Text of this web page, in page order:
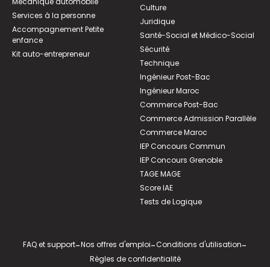
Services à la personne
Accompagnement Petite
enfance
Kit auto-entrepreneur
Culture
Juridique
Santé-Social et Médico-Social
Sécurité
Technique
Ingénieur Post-Bac
Ingénieur Maroc
Commerce Post-Bac
Commerce Admission Parallèle
Commerce Maroc
IEP Concours Commun
IEP Concours Grenoble
TAGE MAGE
Score IAE
Tests de Logique
FAQ et support-Nos offres d'emploi-Conditions d'utilisation-
Règles de confidentialité